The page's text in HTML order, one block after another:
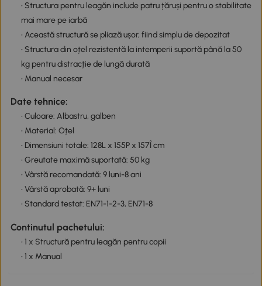
• Structura pentru leagăn include patru țăruși pentru o stabilitate
mai mare pe iarbă
• Această structură se pliază ușor, fiind simplu de depozitat
• Structura din oțel rezistentă la intemperii suportă până la 50
kg pentru distracție de lungă durată
• Manual necesar
Date tehnice:
• Culoare: Albastru, galben
• Material: Oțel
• Dimensiuni totale: 128L x 155P x 157Î cm
• Greutate maximă suportată: 50 kg
• Vârstă recomandată: 9 luni-8 ani
• Vârstă aprobată: 9+ luni
• Standard testat: EN71-1-2-3, EN71-8
Continutul pachetului:
• 1 x Structură pentru leagăn pentru copii
• 1 x Manual